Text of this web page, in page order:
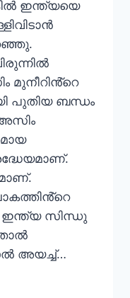
ഇന്ത്യയെ
മുനീറിൻ്റെ
പുതിയ ബന്ധം
ഇന്ത്യ സിന്ധു
അയച്ച്…